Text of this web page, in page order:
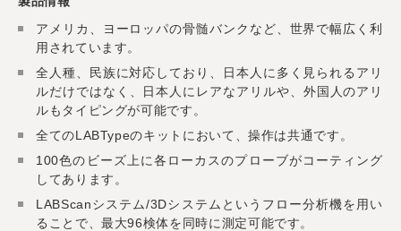
アメリカ、ヨーロッパの骨髄バンクなど、世界で幅広く利
用されています。
全人種、民族に対応しており、日本人に多く見られるアリ
ルだけではなく、日本人にレアなアリルや、外国人のアリ
ルもタイピングが可能です。
全てのLABTypeのキットにおいて、操作は共通です。
100色のビーズ上に各ローカスのプローブがコーティング
してあります。
LABScanシステム/3Dシステムというフロー分析機を用い
ることで、最大96検体を同時に測定可能です。